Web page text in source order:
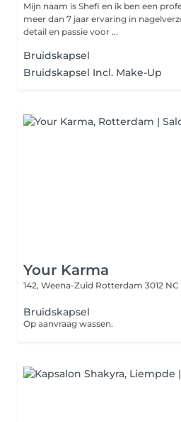
Mijn naam is Shefi en ik ben een
meer dan 7 jaar ervaring in
detail en passie voor ...
Bruidskapsel
Bruidskapsel Incl. Make-Up
Your Karma
142, Weena-Zuid Rotterdam 3012 NC
Bruidskapsel
Op aanvraag wassen.